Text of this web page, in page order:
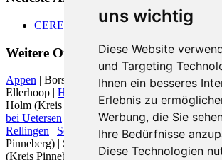
uns wichtig
Diese Website
und Targeting
Ihnen ein besseres
Erlebnis zu
Werbung, die Sie
Ihre Bedürfnisse
Diese Technologien
CEREC
Weitere Orte in der Nähe von
Appen | Borstel-Hohenraden |Bönningstedt|
Ellerhoop | Halstenbek
Holm (Kreis Pinneberg) | Jork | Kummerfeld |
bei Uetersen
Norderstedt|Pinneberg|Prisdorf
Rellingen | Schenefeld (Bezirk Hamburg)|
Pinneberg) | Schenefeld (Kreis Steinburg) |
(Kreis Pinneberg) | Tornesch |Wedel|